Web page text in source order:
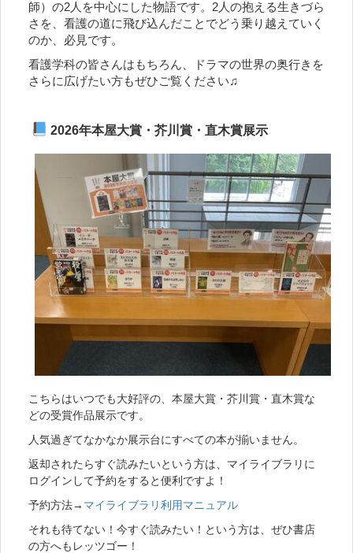
師）の2人を中心にした物語です。2人の抱える生きづら
さを、看護の道に飛び込んだことでどう乗り越えていく
のか、必見です。
看護学科の皆さんはもちろん、ドラマの世界の奥行きを
さらに広げたい方もぜひご覧ください♫
2026年本屋大賞・芥川賞・直木賞展示
こちらはいつでも大好評の、本屋大賞・芥川賞・直木賞な
どの受賞作品展示です。
人気過ぎてなかなか展示台にすべての本が揃いません。
返却されたらすぐ読みたいという方は、マイライブラリに
ログインして予約をすると便利ですよ！
予約方法→ マイライブラリ利用マニュアル
それも待てない！今すぐ読みたい！という方は、ぜひ書店
の方へもレッツゴー！